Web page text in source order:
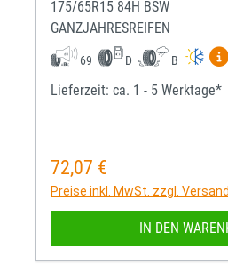
175/65R15 84H BSW
GANZJAHRESREIFEN
69 D B
Lieferzeit: ca. 1 - 5 Werktage*
Regulärer Preis:
72,07 €
Preise inkl. MwSt. zzgl.
IN DEN